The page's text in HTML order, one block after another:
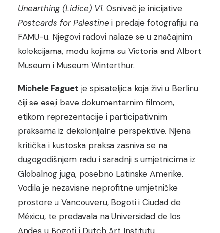
Unearthing (Lidice) V1. Osnivač je inicijative
Postcards for Palestine i predaje fotografiju na
FAMU-u. Njegovi radovi nalaze se u značajnim
kolekcijama, među kojima su Victoria and Albert
Museum i Museum Winterthur.
Michele Faguet je spisateljica koja živi u Berlinu
čiji se eseji bave dokumentarnim filmom,
etikom reprezentacije i participativnim
praksama iz dekolonijalne perspektive. Njena
kritička i kustoska praksa zasniva se na
dugogodišnjem radu i saradnji s umjetnicima iz
Globalnog juga, posebno Latinske Amerike.
Vodila je nezavisne neprofitne umjetničke
prostore u Vancouveru, Bogoti i Ciudad de
Méxicu, te predavala na Universidad de los
Andes u Bogoti i Dutch Art Institutu.